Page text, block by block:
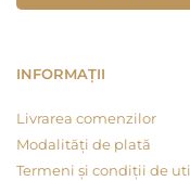
INFORMAȚII
Livrarea comenzilor
Modalități de plată
Termeni și condiții de